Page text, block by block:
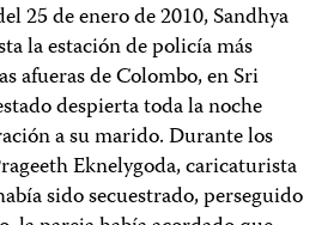
25 de enero de 2010, Sandhya
la estación de policía más
afueras de Colombo, en Sri
despierta toda la noche
a su marido. Durante los
Eknelygoda, caricaturista
sido secuestrado, perseguido